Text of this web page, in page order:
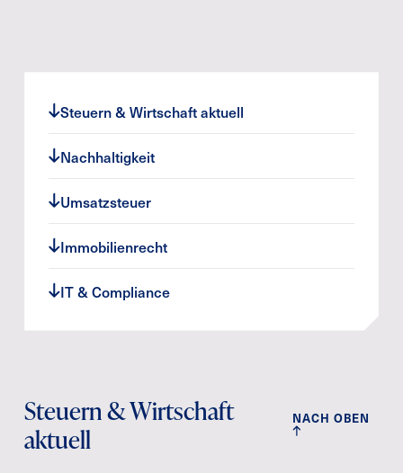
Steuern & Wirtschaft aktuell
Nachhaltigkeit
Umsatzsteuer
Immobilienrecht
IT & Compliance
Steuern & Wirtschaft
aktuell
NACH OBEN